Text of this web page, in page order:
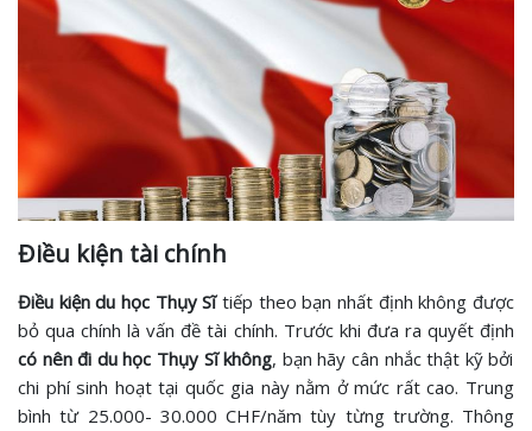
Điều kiện tài chính
Điều kiện du học Thụy Sĩtiếp theo bạn nhất định không được
bỏ qua chính là vấn đề tài chính. Trước khi đưa ra quyết định
có nên đi du học Thụy Sĩ không, bạn hãy cân nhắc thật kỹ bởi
chi phí sinh hoạt tại quốc gia này nằm ở mức rất cao. Trung
bình từ 25.000- 30.000 CHF/năm tùy từng trường. Thông